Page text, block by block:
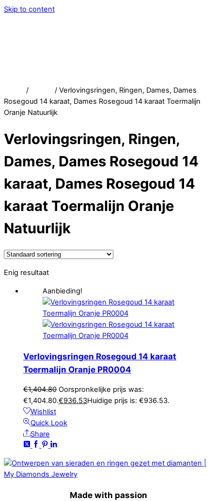
Skip to content
/
/ Verlovingsringen, Ringen, Dames, Dames
Rosegoud 14 karaat, Dames Rosegoud 14 karaat Toermalijn
Oranje Natuurlijk
Verlovingsringen, Ringen,
Dames, Dames Rosegoud 14
karaat, Dames Rosegoud 14
karaat Toermalijn Oranje
Natuurlijk
Enig resultaat
Aanbieding!
Verlovingsringen Rosegoud 14 karaat
Toermalijn Oranje PR0004
€1,404.80 Oorspronkelijke prijs was:
€1,404.80.€936.53Huidige prijs is: €936.53.
Wishlist
Quick Look
Share
Made with passion